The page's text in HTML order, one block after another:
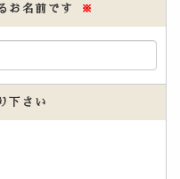
お名前です ※
下さい